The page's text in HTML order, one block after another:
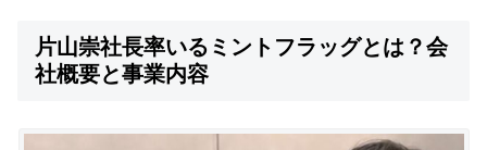
片山崇社長率いるミントフラッグとは？会
社概要と事業内容